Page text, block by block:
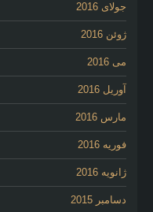
جولای 2016
ژوئن 2016
می 2016
آوریل 2016
مارس 2016
فوریه 2016
ژانویه 2016
دسامبر 2015